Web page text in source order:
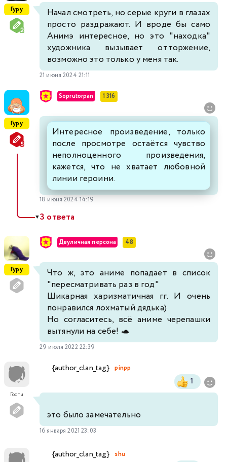
Гуру
Начал смотреть, но серые круги в глазах
просто раздражают. И вроде бы само
Анимэ интересное, но это "находка"
художника вызывает отторжение,
возможно это только у меня так.
21 июня 2024 21:11
Гуру
Soprutorpan 1 316
Интересное произведение, только
после просмотре остаётся чувство
неполноценного произведения,
кажется, что не хватает любовной
линии героини.
18 июня 2024 14:19
▼3 ответа
Гуру
Двуличная персона 48
Что ж, это аниме попадает в список
"пересматривать раз в год"
Шикарная харизматичная гг. И очень
понравился лохматый дядька)
Но согласитесь, всё аниме черепашки
вытянули на себе! 🐢
29 июля 2022 22:39
Гости
{author_clan_tag} pinpp
1
это было замечательно
16 января 2021 23:03
{author_clan_tag} shu